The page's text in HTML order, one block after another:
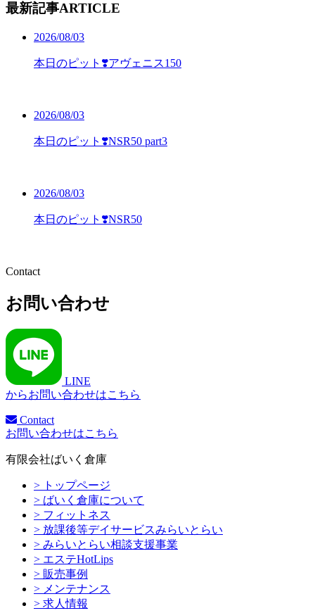
最新記事ARTICLE
2026/08/03
本日のピット❣️アヴェニス150
2026/08/03
本日のピット❣️NSR50 part3
2026/08/03
本日のピット❣️NSR50
Contact
お問い合わせ
LINE
からお問い合わせはこちら
Contact
お問い合わせはこちら
有限会社ばいく倉庫
> トップページ
> ばいく倉庫について
> フィットネス
> 放課後等デイサービスみらいとらい
> みらいとらい相談支援事業
> エステHotLips
> 販売事例
> メンテナンス
> 求人情報